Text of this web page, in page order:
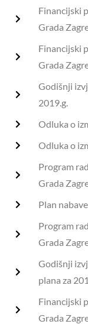
Financijski
Grada
Financijski
Grada
Godišnji
2019.g.
Odluka o
Odluka o
Program
Grada
Plan
Program
Grada
Godišnji
plana za
Financijski
Grada